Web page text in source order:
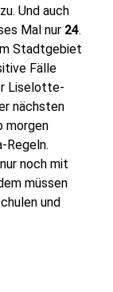
Und auch
Mal nur 24.
Stadtgebiet
Fälle
Liselotte-
nächsten
morgen
Regeln.
noch mit
müssen
und